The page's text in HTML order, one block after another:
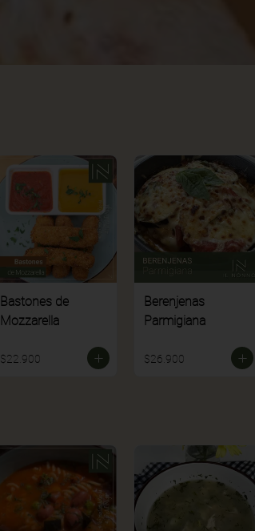
Bastones de
Mozzarella
$22.900
Berenjenas
Parmigiana
$26.900